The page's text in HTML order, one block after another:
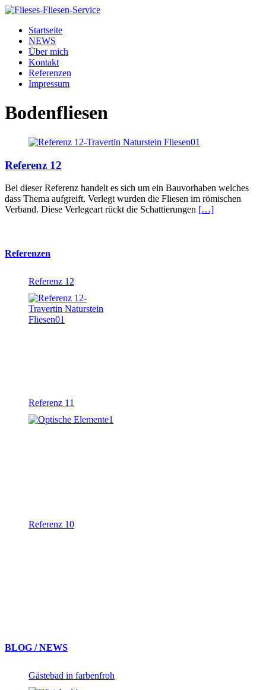
Startseite
NEWS
Über mich
Kontakt
Referenzen
Impressum
Bodenfliesen
Referenz 12
Bei dieser Referenz handelt es sich um ein Bauvorhaben welches
dass Thema aufgreift. Verlegt wurden die Fliesen im römischen
Verband. Diese Verlegeart rückt die Schattierungen […]
Referenzen
Referenz 12
Referenz 11
Referenz 10
BLOG / NEWS
Gästebad in farbenfroh